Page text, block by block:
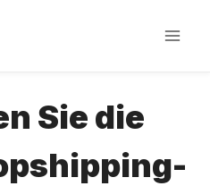
Sie die